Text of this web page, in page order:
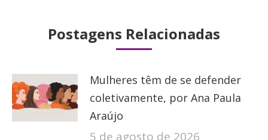
Postagens Relacionadas
Mulheres têm de se defender
coletivamente, por Ana Paula
Araújo
5 de agosto de 2026